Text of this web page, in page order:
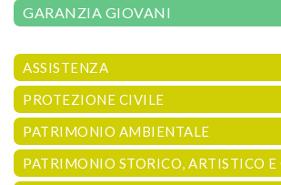
GARANZIA GIOVANI
ASSISTENZA
PROTEZIONE CIVILE
PATRIMONIO AMBIENTALE
PATRIMONIO STORICO, ARTISTICO E